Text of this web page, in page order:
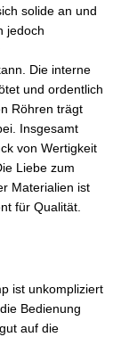
solide an und
jedoch
Die interne
und ordentlich
Röhren trägt
Insgesamt
von Wertigkeit
Liebe zum
Materialien ist
für Qualität.
ist unkompliziert
Bedienung
auf die